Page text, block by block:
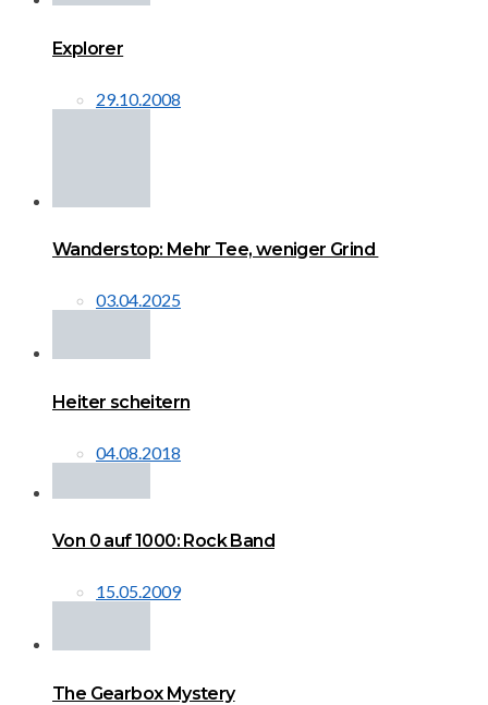
Explorer
29.10.2008
Wanderstop: Mehr Tee, weniger Grind
03.04.2025
Heiter scheitern
04.08.2018
Von 0 auf 1000: Rock Band
15.05.2009
The Gearbox Mystery